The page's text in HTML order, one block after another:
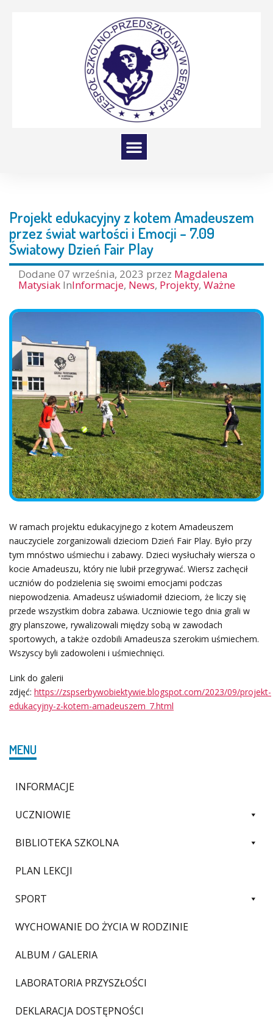
Projekt edukacyjny z kotem Amadeuszem
przez świat wartości i Emocji – 7.09
Światowy Dzień Fair Play
Dodane 07 września, 2023 przez Magdalena
Matysiak InInformacje, News, Projekty, Ważne
W ramach projektu edukacyjnego z kotem Amadeuszem
nauczyciele zorganizowali dzieciom Dzień Fair Play. Było przy
tym mnóstwo uśmiechu i zabawy. Dzieci wysłuchały wiersza o
kocie Amadeuszu, który nie lubił przegrywać. Wiersz zachęcił
uczniów do podzielenia się swoimi emocjami podczas
niepowodzenia. Amadeusz uświadomił dzieciom, że liczy się
przede wszystkim dobra zabawa. Uczniowie tego dnia grali w
gry planszowe, rywalizowali między sobą w zawodach
sportowych, a także ozdobili Amadeusza szerokim uśmiechem.
Wszyscy byli zadowoleni i uśmiechnięci.
Link do galerii
zdjęć: https://zspserbywobiektywie.blogspot.com/2023/09/projekt-
edukacyjny-z-kotem-amadeuszem_7.html
MENU
INFORMACJE
UCZNIOWIE
BIBLIOTEKA SZKOLNA
PLAN LEKCJI
SPORT
WYCHOWANIE DO ŻYCIA W RODZINIE
ALBUM / GALERIA
LABORATORIA PRZYSZŁOŚCI
DEKLARACJA DOSTĘPNOŚCI